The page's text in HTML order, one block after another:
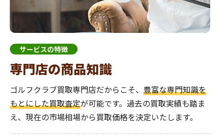
サービスの特徴
専門店の商品知識
ゴルフクラブ買取専門店だからこそ、 豊富な専門知識を
もとにした買取査定が可能です。過去の買取実績も踏ま
え、現在の市場相場から買取価格を決定いたします。